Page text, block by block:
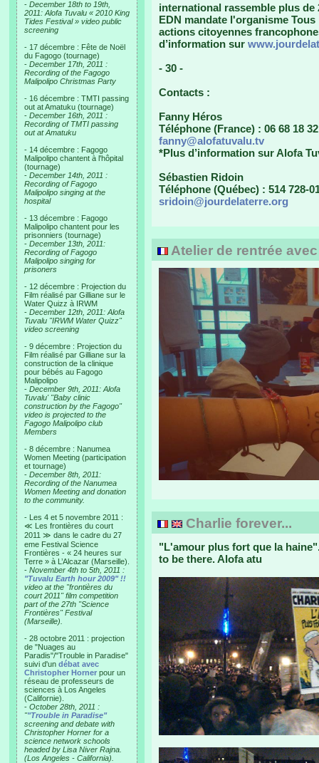
- December 18th to 19th,
2011: Alofa Tuvalu « 2010 King
Tides Festival » video public
screening
- 17 décembre : Fête de Noël
du Fagogo (tournage)
- December 17th, 2011 :
Recording of the Fagogo
Malipolipo Christmas Party
- 16 décembre : TMTI passing
out at Amatuku (tournage)
- December 16th, 2011 :
Recording of TMTI passing
out at Amatuku
- 14 décembre : Fagogo
Malipolipo chantent à l'hôpital
(tournage)
- December 14th, 2011 :
Recording of Fagogo
Malipolipo singing at the
hospital
- 13 décembre : Fagogo
Malipolipo chantent pour les
prisonniers (tournage)
- December 13th, 2011:
Recording of Fagogo
Malipolipo singing for
prisoners
- 12 décembre : Projection du
Film réalisé par Gilliane sur le
Water Quizz à IRWM
- December 12th, 2011: Alofa
Tuvalu "IRWM Water Quizz"
video screening
- 9 décembre : Projection du
Film réalisé par Gilliane sur la
construction de la clinique
pour bébés au Fagogo
Malipolipo
- December 9th, 2011: Alofa
Tuvalu' "Baby clinic
construction by the Fagogo"
video is projected to the
Fagogo Malipolipo club
Members
- 8 décembre : Nanumea
Women Meeting (participation
et tournage)
- December 8th, 2011:
Recording of the Nanumea
Women Meeting and donation
to the community.
- Les 4 et 5 novembre 2011 :
≪ Les frontières du court
2011 ≫ dans le cadre du 27
eme Festival Science
Frontières - « 24 heures sur
Terre » à L’Alcazar (Marseille).
- November 4th to 5th, 2011 :
"Tuvalu Earth hour 2009" !!
video at the "frontières du
court 2011" film competition
part of the 27th "Science
Frontières" Festival
(Marseille).
- 28 octobre 2011 : projection
de "Nuages au
Paradis"/"Trouble in Paradise"
suivi d'un débat avec
Christopher Horner pour un
réseau de professeurs de
sciences à Los Angeles
(Californie).
- October 28th, 2011 :
""Trouble in Paradise"
screening and debate with
Christopher Horner for a
science network schools
headed by Lisa Niver Rajna.
(Los Angeles - California).
international rassemble plus de
EDN mandate l'organisme
actions citoyennes
d’information sur
- 30 -
Contacts :
Fanny Héros
Téléphone (France) : 06 68 18
fanny@alofatuvalu.tv
*Plus d’information sur Alofa
Sébastien Ridoin
Téléphone (Québec) : 514 728-
sridoin@jourdelaterre.org
Atelier de rentrée
Charlie forever...
"L'amour plus fort que la
to be there. Alofa atu